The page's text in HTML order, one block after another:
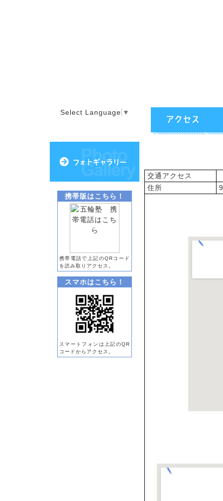
Select Language ▼
携帯版はこちら！
携帯電話で上記のQRコード
を読み取りアクセス。
スマホはこちら！
スマートフォンは上記のQR
コードからアクセス。
交通アクセス
住所